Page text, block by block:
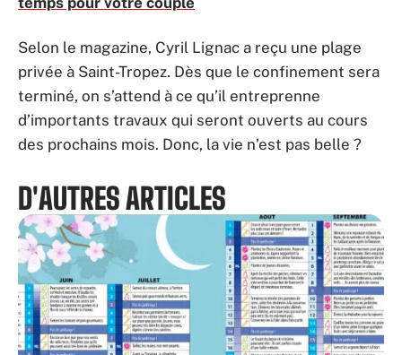
Selon le magazine, Cyril Lignac a reçu une plage
privée à Saint-Tropez. Dès que le confinement sera
terminé, on s’attend à ce qu’il entreprenne
d’importants travaux qui seront ouverts au cours
des prochains mois. Donc, la vie n’est pas belle ?
D'AUTRES ARTICLES